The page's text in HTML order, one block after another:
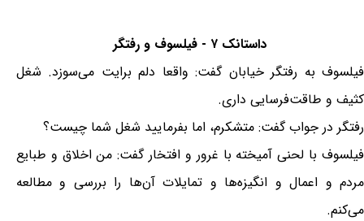
داستانک ۷ - فیلسوف و رفتگر
فیلسوف به رفتگر خیابان گفت: واقعا دلم برایت می‌سوزد. شغل
کثیف و طاقت‌فرسایی داری.
رفتگر در جواب گفت: متشکرم، اما بفرمایید شغل شما چیست؟
فیلسوف با لحنی آمیخته با غرور و افتخار گفت: من اخلاق و طبایع
مردم و اعمال و انگیزه‌ها و تمایلات آن‌ها را بررسی و مطالعه
می‌کنم.